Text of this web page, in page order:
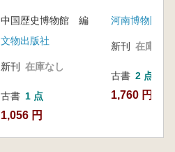
中国歴史博物館 編
文物出版社
新刊 在庫なし
古書 1 点
1,056 円
河南博物院
新刊 在庫なし
古書 2 点
1,760 円~